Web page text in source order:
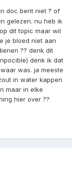
doc bent niet ? of
gelezen. nu heb ik
dit topic maar wil
je bloed niet aan
?? denk dit
denk ik dat
was. ja meeste
in water kappen
maar in elke
hier over ??